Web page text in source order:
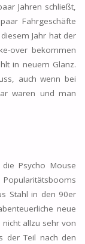
Jahren schließt,
Fahrgeschäfte
Jahr hat der
over bekommen
in neuem Glanz.
auch wenn bei
waren und man
Psycho Mouse
Stahl in den 90er
neue
allzu sehr von
der Teil nach den